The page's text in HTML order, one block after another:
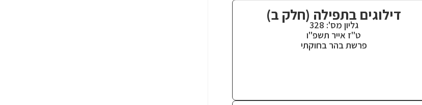
דילוגים בתפילה (חלק ב)
גליון מס': 328
ט"ז אייר תשפ"ו
פרשת בהר בחוקתי